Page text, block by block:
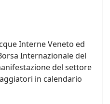
Interne Veneto ed
Internazionale del
del settore
in calendario